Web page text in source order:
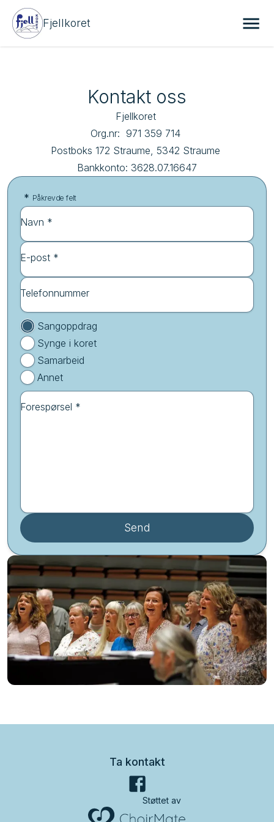
Fjellkoret
Kontakt oss
Fjellkoret
Org.nr:  971 359 714
Postboks 172 Straume, 5342 Straume
Bankkonto: 3628.07.16647
* Påkrevde felt
Navn *
E-post *
Telefonnummer
Sangoppdrag
Synge i koret
Samarbeid
Annet
Forespørsel *
Send
Ta kontakt
Støttet av